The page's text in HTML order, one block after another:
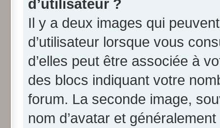
d’utilisateur ?
Il y a deux images qui
d’utilisateur lorsque vous
d’elles peut être associée à
des blocs indiquant votre
forum. La seconde image,
nom d’avatar et